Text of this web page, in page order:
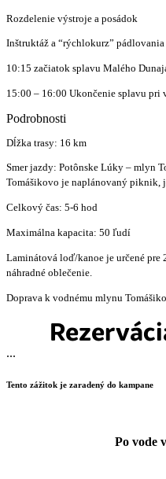
Rozdelenie výstroje a posádok
Inštruktáž a “rýchlokurz”
10:15 začiatok splavu Malého
15:00 – 16:00 Ukončenie splavu pri
Podrobnosti
Dĺžka trasy: 16 km
Smer jazdy: Potônske Lúky – mlyn
Tomášikovo je naplánovaný piknik,
Celkový čas: 5-6 hod
Maximálna kapacita: 50 ľudí
Laminátová loď/kanoe je určené pre
náhradné oblečenie.
Doprava k vodnému mlynu
...
Tento zážitok je zaradený do kampane
Po vode